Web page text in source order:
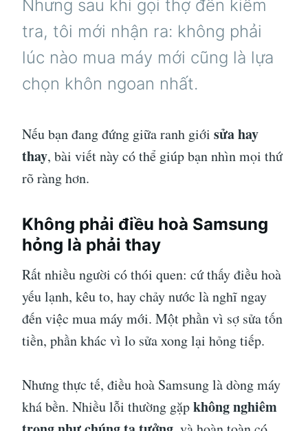
Nhưng sau khi gọi thợ đến kiểm
tra, tôi mới nhận ra: không phải
lúc nào mua máy mới cũng là lựa
chọn khôn ngoan nhất.
Nếu bạn đang đứng giữa ranh giới sửa hay
thay, bài viết này có thể giúp bạn nhìn mọi thứ
rõ ràng hơn.
Không phải điều hoà Samsung
hỏng là phải thay
Rất nhiều người có thói quen: cứ thấy điều hoà
yếu lạnh, kêu to, hay chảy nước là nghĩ ngay
đến việc mua máy mới. Một phần vì sợ sửa tốn
tiền, phần khác vì lo sửa xong lại hỏng tiếp.
Nhưng thực tế, điều hoà Samsung là dòng máy
khá bền. Nhiều lỗi thường gặpkhông nghiêm